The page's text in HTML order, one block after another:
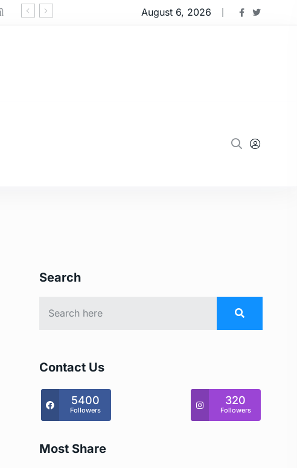
‘ઓપરેશન મ્યુલ હંટ 2.0’:નવસારીમાં 91 કરોડના
August 6, 2026
Search
Contact Us
5400
Followers
320
Followers
Most Share